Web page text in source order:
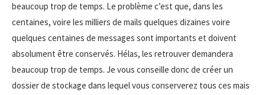
beaucoup trop de temps. Le problème c’est que, dans les
centaines, voire les milliers de mails quelques dizaines voire
quelques centaines de messages sont importants et doivent
absolument être conservés. Hélas, les retrouver demandera
beaucoup trop de temps. Je vous conseille donc de créer un
dossier de stockage dans lequel vous conserverez tous ces mais